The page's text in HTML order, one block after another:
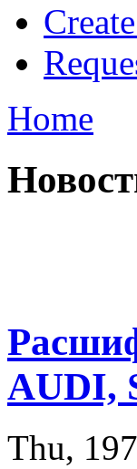
Home
AUDI,
Thu,